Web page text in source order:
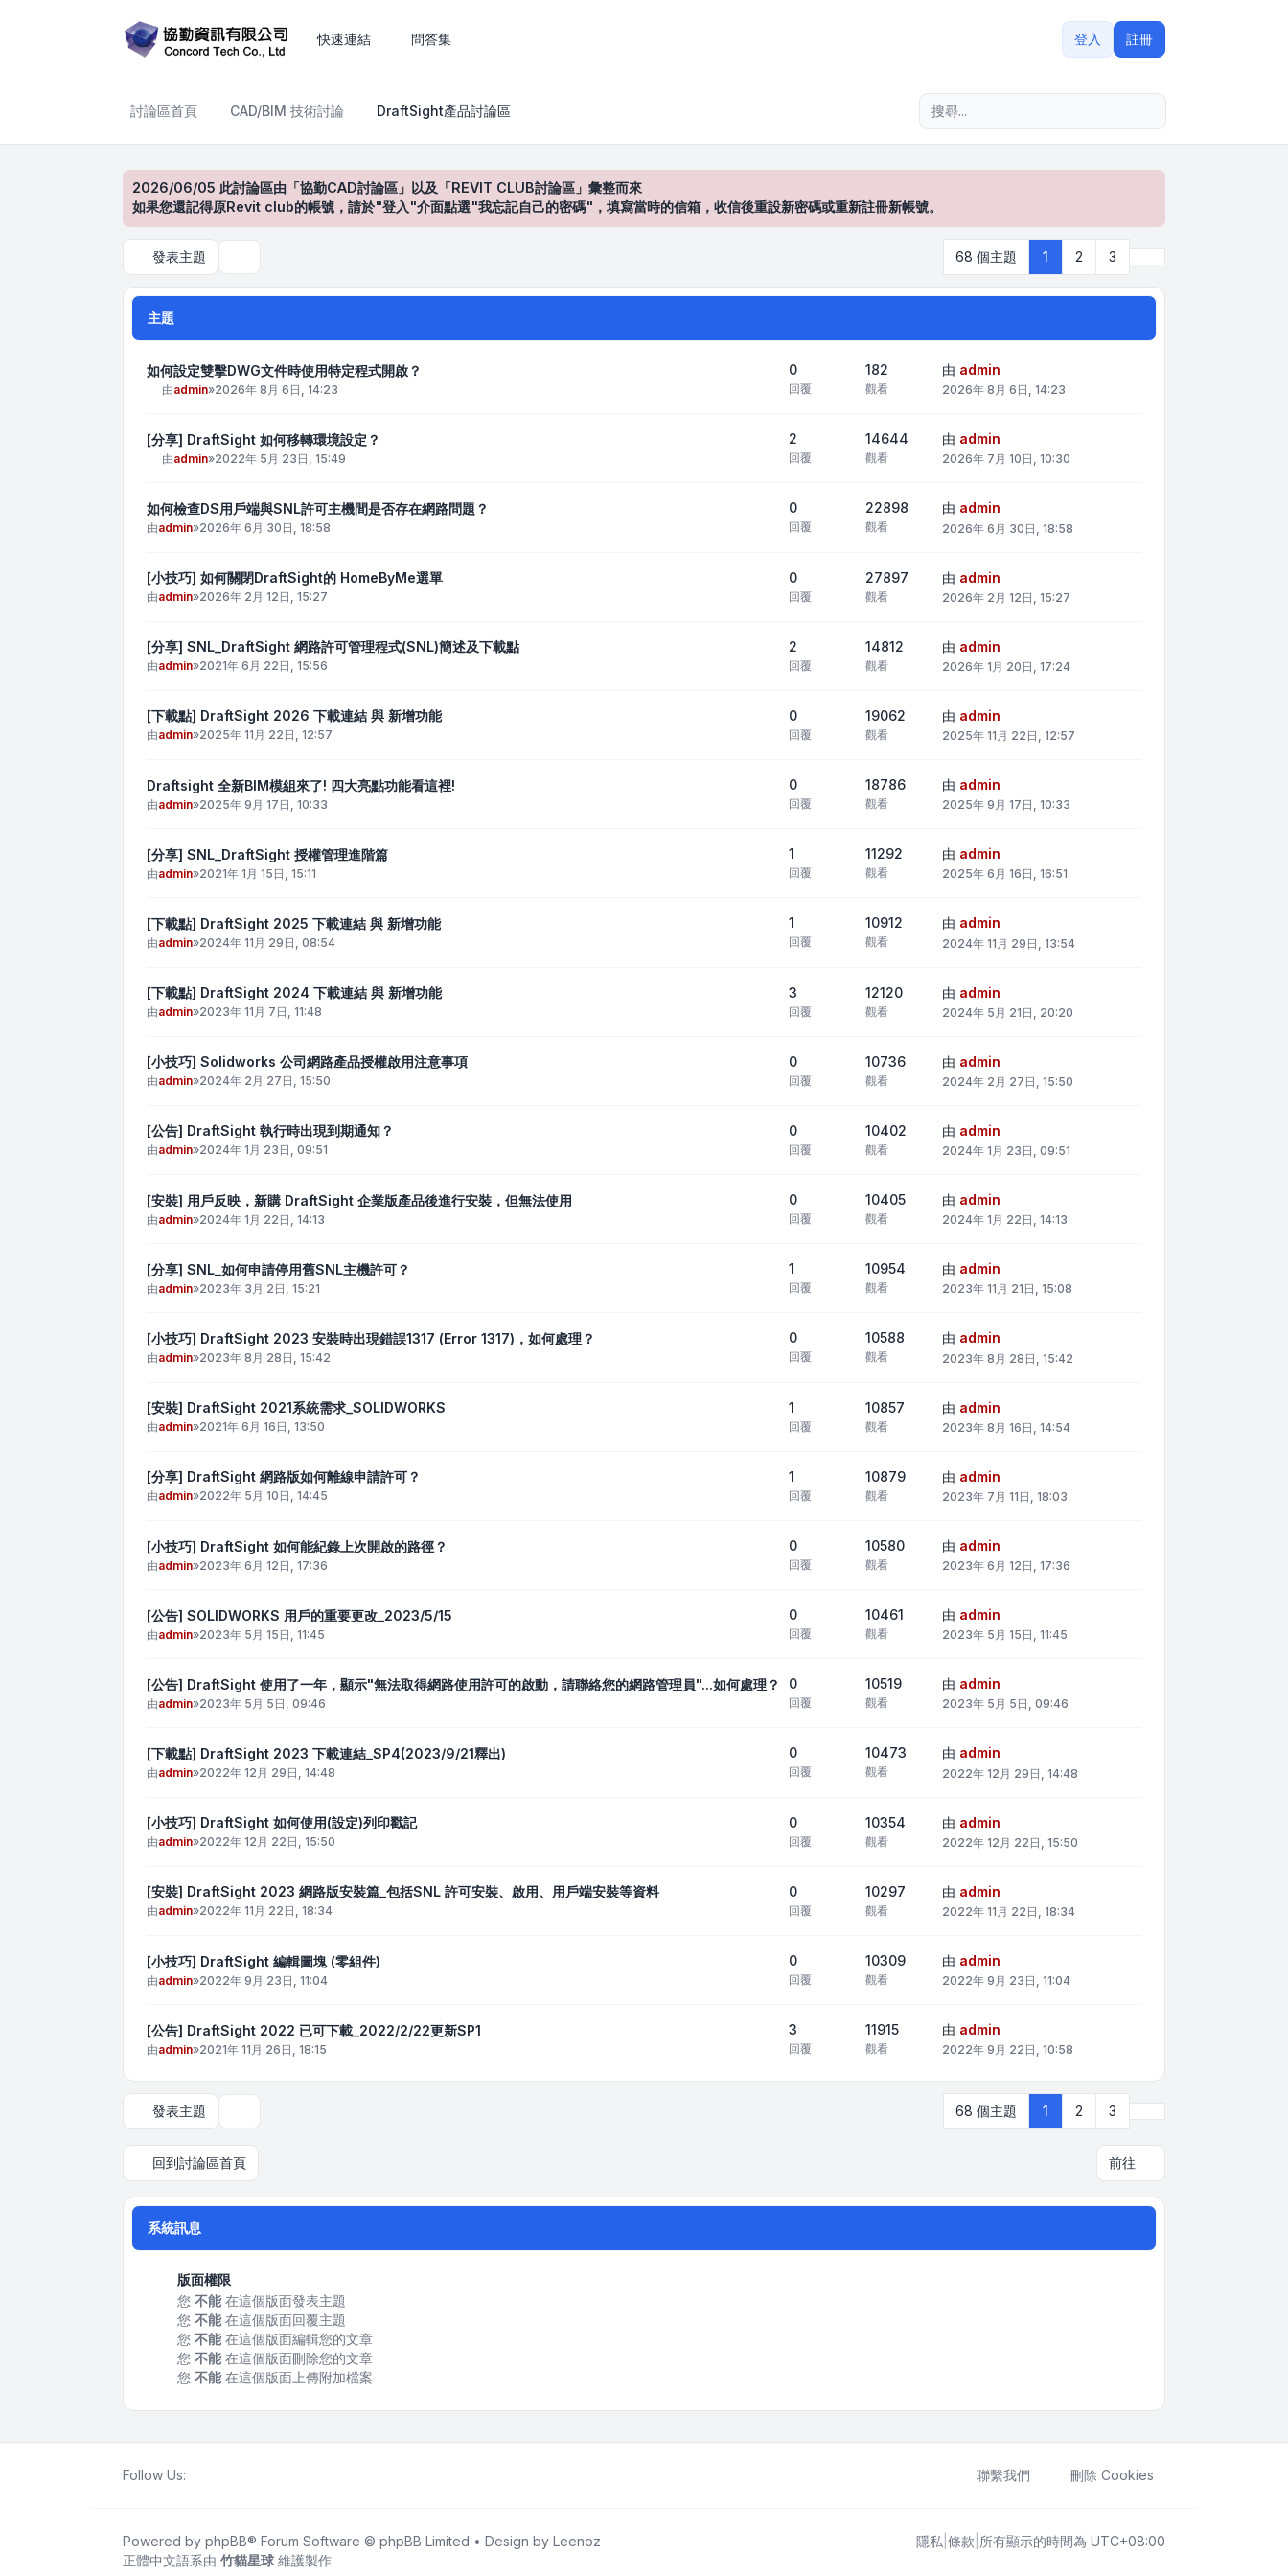
快速連結 問答集 登入 註冊
討論區首頁 CAD/BIM 技術討論 DraftSight產品討論區
2026/06/05 此討論區由「協勤CAD討論區」以及「REVIT CLUB討論區」彙整而來
如果您還記得原Revit club的帳號，請於"登入"介面點選"我忘記自己的密碼"，填寫當時的信箱，收信後重設新密碼或重新註冊新帳號。
發表主題 68 個主題 1 2 3
主題
如何設定雙擊DWG文件時使用特定程式開啟？
由admin»2026年 8月 6日, 14:23
0
回覆
182
觀看
由 admin
2026年 8月 6日, 14:23
[分享] DraftSight 如何移轉環境設定？
由admin»2022年 5月 23日, 15:49
2
回覆
14644
觀看
由 admin
2026年 7月 10日, 10:30
如何檢查DS用戶端與SNL許可主機間是否存在網路問題？
由admin»2026年 6月 30日, 18:58
0
回覆
22898
觀看
由 admin
2026年 6月 30日, 18:58
[小技巧] 如何關閉DraftSight的 HomeByMe選單
由admin»2026年 2月 12日, 15:27
0
回覆
27897
觀看
由 admin
2026年 2月 12日, 15:27
[分享] SNL_DraftSight 網路許可管理程式(SNL)簡述及下載點
由admin»2021年 6月 22日, 15:56
2
回覆
14812
觀看
由 admin
2026年 1月 20日, 17:24
[下載點] DraftSight 2026 下載連結 與 新增功能
由admin»2025年 11月 22日, 12:57
0
回覆
19062
觀看
由 admin
2025年 11月 22日, 12:57
Draftsight 全新BIM模組來了! 四大亮點功能看這裡!
由admin»2025年 9月 17日, 10:33
0
回覆
18786
觀看
由 admin
2025年 9月 17日, 10:33
[分享] SNL_DraftSight 授權管理進階篇
由admin»2021年 1月 15日, 15:11
1
回覆
11292
觀看
由 admin
2025年 6月 16日, 16:51
[下載點] DraftSight 2025 下載連結 與 新增功能
由admin»2024年 11月 29日, 08:54
1
回覆
10912
觀看
由 admin
2024年 11月 29日, 13:54
[下載點] DraftSight 2024 下載連結 與 新增功能
由admin»2023年 11月 7日, 11:48
3
回覆
12120
觀看
由 admin
2024年 5月 21日, 20:20
[小技巧] Solidworks 公司網路產品授權啟用注意事項
由admin»2024年 2月 27日, 15:50
0
回覆
10736
觀看
由 admin
2024年 2月 27日, 15:50
[公告] DraftSight 執行時出現到期通知？
由admin»2024年 1月 23日, 09:51
0
回覆
10402
觀看
由 admin
2024年 1月 23日, 09:51
[安裝] 用戶反映，新購 DraftSight 企業版產品後進行安裝，但無法使用
由admin»2024年 1月 22日, 14:13
0
回覆
10405
觀看
由 admin
2024年 1月 22日, 14:13
[分享] SNL_如何申請停用舊SNL主機許可？
由admin»2023年 3月 2日, 15:21
1
回覆
10954
觀看
由 admin
2023年 11月 21日, 15:08
[小技巧] DraftSight 2023 安裝時出現錯誤1317 (Error 1317)，如何處理？
由admin»2023年 8月 28日, 15:42
0
回覆
10588
觀看
由 admin
2023年 8月 28日, 15:42
[安裝] DraftSight 2021系統需求_SOLIDWORKS
由admin»2021年 6月 16日, 13:50
1
回覆
10857
觀看
由 admin
2023年 8月 16日, 14:54
[分享] DraftSight 網路版如何離線申請許可？
由admin»2022年 5月 10日, 14:45
1
回覆
10879
觀看
由 admin
2023年 7月 11日, 18:03
[小技巧] DraftSight 如何能紀錄上次開啟的路徑？
由admin»2023年 6月 12日, 17:36
0
回覆
10580
觀看
由 admin
2023年 6月 12日, 17:36
[公告] SOLIDWORKS 用戶的重要更改_2023/5/15
由admin»2023年 5月 15日, 11:45
0
回覆
10461
觀看
由 admin
2023年 5月 15日, 11:45
[公告] DraftSight 使用了一年，顯示"無法取得網路使用許可的啟動，請聯絡您的網路管理員"...如何處理？
由admin»2023年 5月 5日, 09:46
0
回覆
10519
觀看
由 admin
2023年 5月 5日, 09:46
[下載點] DraftSight 2023 下載連結_SP4(2023/9/21釋出)
由admin»2022年 12月 29日, 14:48
0
回覆
10473
觀看
由 admin
2022年 12月 29日, 14:48
[小技巧] DraftSight 如何使用(設定)列印戳記
由admin»2022年 12月 22日, 15:50
0
回覆
10354
觀看
由 admin
2022年 12月 22日, 15:50
[安裝] DraftSight 2023 網路版安裝篇_包括SNL 許可安裝、啟用、用戶端安裝等資料
由admin»2022年 11月 22日, 18:34
0
回覆
10297
觀看
由 admin
2022年 11月 22日, 18:34
[小技巧] DraftSight 編輯圖塊 (零組件)
由admin»2022年 9月 23日, 11:04
0
回覆
10309
觀看
由 admin
2022年 9月 23日, 11:04
[公告] DraftSight 2022 已可下載_2022/2/22更新SP1
由admin»2021年 11月 26日, 18:15
3
回覆
11915
觀看
由 admin
2022年 9月 22日, 10:58
發表主題 68 個主題 1 2 3
回到討論區首頁 前往
系統訊息
版面權限
您 不能在這個版面發表主題
您 不能在這個版面回覆主題
您 不能在這個版面編輯您的文章
您 不能在這個版面刪除您的文章
您 不能在這個版面上傳附加檔案
Follow Us: 聯繫我們 刪除 Cookies
Powered by phpBB® Forum Software © phpBB Limited • Design by Leenoz
正體中文語系由 竹貓星球 維護製作
隱私 條款 所有顯示的時間為 UTC+08:00